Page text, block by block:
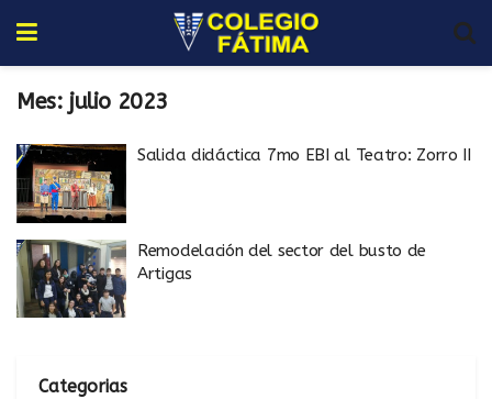
Mes: julio 2023
Salida didáctica 7mo EBI al Teatro: Zorro II
Remodelación del sector del busto de
Artigas
Categorias